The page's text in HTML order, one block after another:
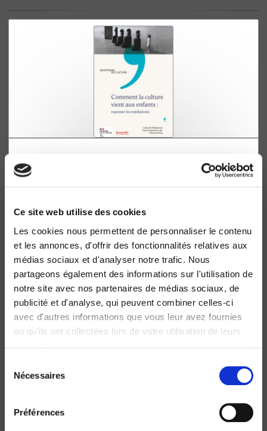
Ce site web utilise des cookies
Les cookies nous permettent de personnaliser le contenu
et les annonces, d'offrir des fonctionnalités relatives aux
médias sociaux et d'analyser notre trafic. Nous
partageons également des informations sur l'utilisation de
notre site avec nos partenaires de médias sociaux, de
publicité et d'analyse, qui peuvent combiner celles-ci
avec d'autres informations que vous leur avez fournies
ou qu'ils ont collectées lors de votre utilisation de leurs
Nécessaires
Préférences
Repenser les médiations
Florence Eloy, Stéphane Bonnéry
Regards croisés sur les pratiques culturelles, 20
ans après